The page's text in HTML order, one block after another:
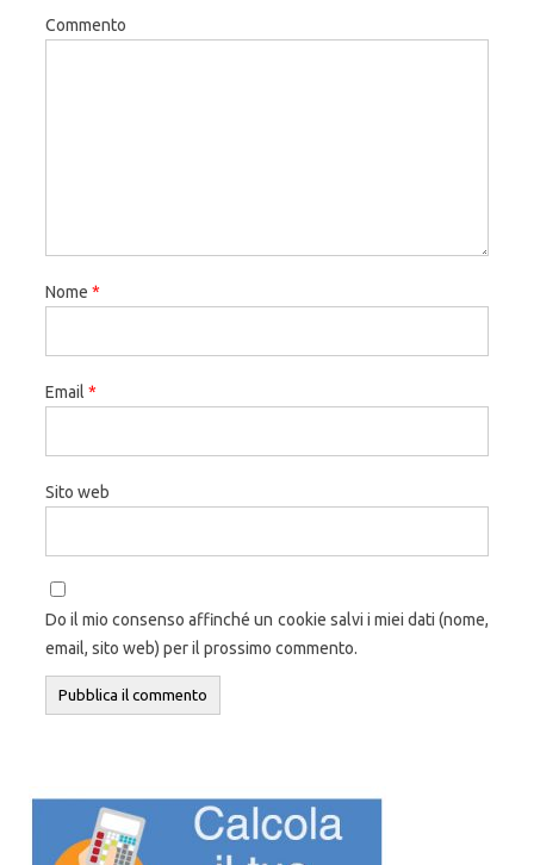
Commento
Nome *
Email *
Sito web
Do il mio consenso affinché un cookie salvi i miei dati (nome,
email, sito web) per il prossimo commento.